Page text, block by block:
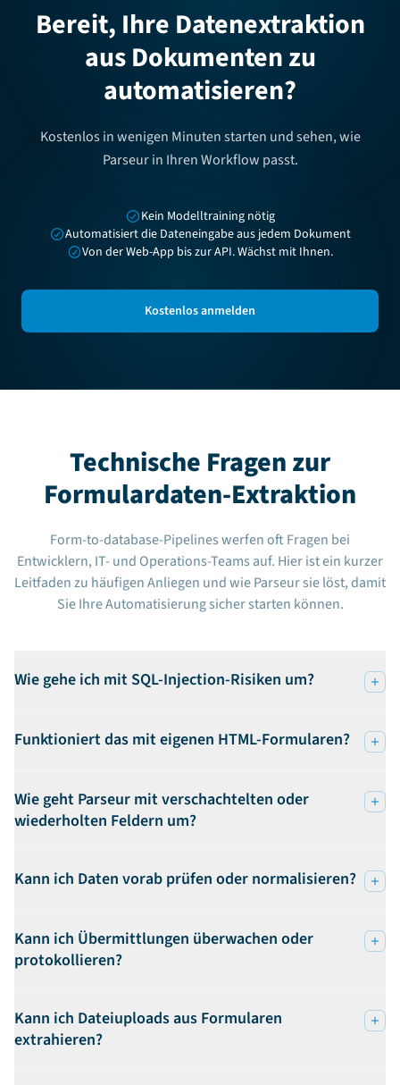
Bereit, Ihre Datenextraktion
aus Dokumenten zu
automatisieren?
Kostenlos in wenigen Minuten starten und sehen, wie
Parseur in Ihren Workflow passt.
Kein Modelltraining nötig
Automatisiert die Dateneingabe aus jedem Dokument
Von der Web-App bis zur API. Wächst mit Ihnen.
Kostenlos anmelden
Technische Fragen zur
Formulardaten-Extraktion
Form-to-database-Pipelines werfen oft Fragen bei
Entwicklern, IT- und Operations-Teams auf. Hier ist ein kurzer
Leitfaden zu häufigen Anliegen und wie Parseur sie löst, damit
Sie Ihre Automatisierung sicher starten können.
Wie gehe ich mit SQL-Injection-Risiken um?
Funktioniert das mit eigenen HTML-Formularen?
Wie geht Parseur mit verschachtelten oder
wiederholten Feldern um?
Kann ich Daten vorab prüfen oder normalisieren?
Kann ich Übermittlungen überwachen oder
protokollieren?
Kann ich Dateiuploads aus Formularen
extrahieren?